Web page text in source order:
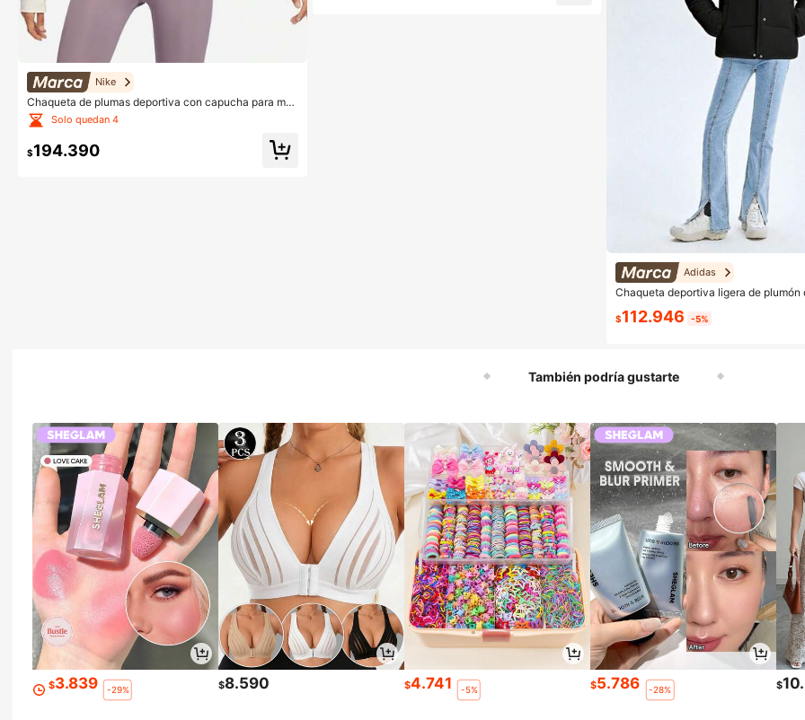
Nike
Chaqueta de plumas deportiva con capucha para muj
er Nike Authentic 2023 Invierno Nueva Cálida FB760
4-110
Solo quedan 4
$194.390
Adidas
Chaqueta deportiva ligera de plumón
$112.946 -5%
También podría gustarte
$3.839 -29% $8.590 $4.741 -5% $5.786 -28% $